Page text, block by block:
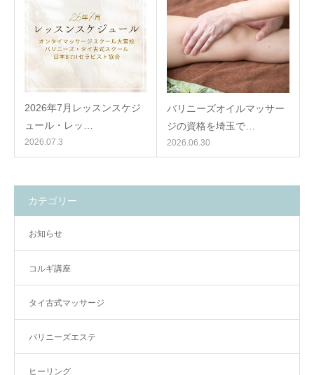
2026年7月レッスンスケジ
ュール・レッ…
2026.07.3
バリニーズオイルマッサー
ジの資格を埼玉で…
2026.06.30
カテゴリー
お知らせ
コルギ講座
タイ古式マッサージ
バリニーズエステ
ヒーリング